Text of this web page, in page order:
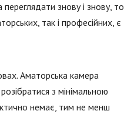
знову і знову, то
так і професійних, є
Аматорська камера
з мінімальною
немає, тим не менш